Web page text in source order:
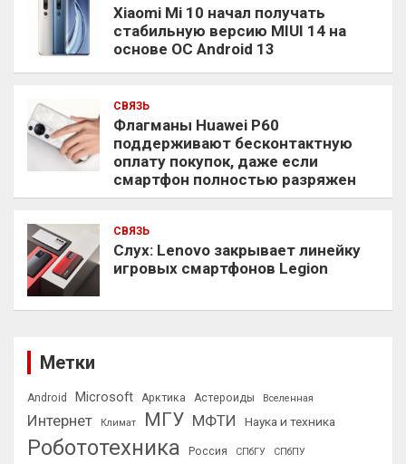
Xiaomi Mi 10 начал получать
стабильную версию MIUI 14 на
основе ОС Android 13
СВЯЗЬ
Флагманы Huawei P60
поддерживают бесконтактную
оплату покупок, даже если
смартфон полностью разряжен
СВЯЗЬ
Слух: Lenovo закрывает линейку
игровых смартфонов Legion
Метки
Android Microsoft Арктика Астероиды Вселенная
Интернет Климат МГУ МФТИ Наука и техника
Робототехника Россия СПбГУ СПбПУ